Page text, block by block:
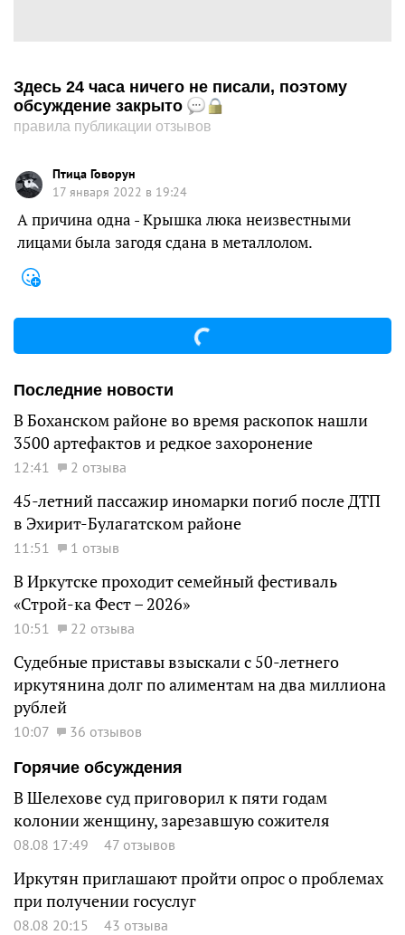
Здесь 24 часа ничего не писали, поэтому
обсуждение закрыто
правила публикации отзывов
Птица Говорун
17 января 2022 в 19:24
А причина одна - Крышка люка неизвестными
лицами была загодя сдана в металлолом.
Последние новости
В Боханском районе во время раскопок нашли
3500 артефактов и редкое захоронение
12:41 2 отзыва
45-летний пассажир иномарки погиб после ДТП
в Эхирит-Булагатском районе
11:51 1 отзыв
В Иркутске проходит семейный фестиваль
«Строй-ка Фест – 2026»
10:51 22 отзыва
Судебные приставы взыскали с 50-летнего
иркутянина долг по алиментам на два миллиона
рублей
10:07
36 отзывов
Горячие обсуждения
В Шелехове суд приговорил к пяти годам
колонии женщину, зарезавшую сожителя
08.08 17:49 47 отзывов
Иркутян приглашают пройти опрос о проблемах
при получении госуслуг
08.08 20:15 43 отзыва